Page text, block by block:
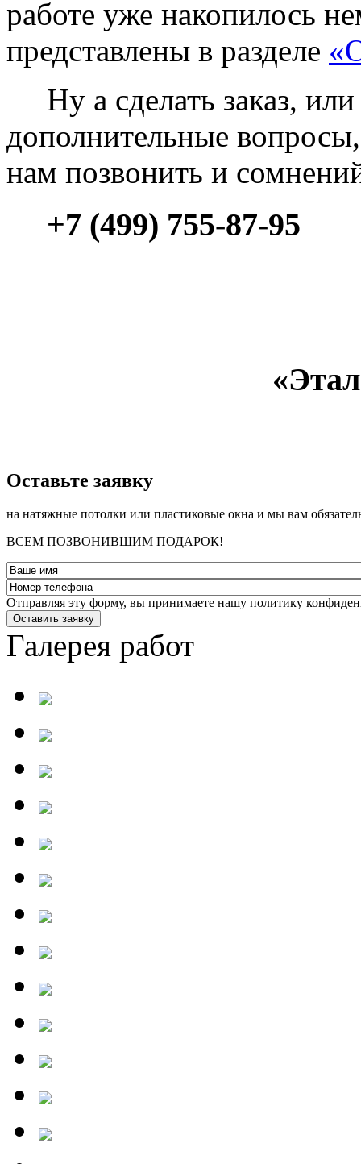
работе уже накопилось
представлены в разделе
Ну а сделать заказ, или
дополнительные вопросы,
нам позвонить и
+7 (499) 755-87-95
­Оставьте заявку
на натяжные потолки или пластиковые окна и мы вам
ВСЕМ ПОЗВОНИВШИМ ПОДАРОК!
Отправляя эту форму, вы принимаете нашу политику
Оставить заявку
Галерея работ